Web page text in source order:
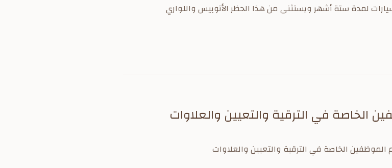
حظر استيراد السيارات لمدة ستة أشهر ويستثنى من هذا الحظر الأتوبيس واللواري
الخاصة في الترقية والتعيين والعلاوات